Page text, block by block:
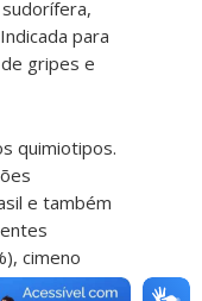
para
gripes e
quimiotipos.
e também
cimeno
(1,32%),